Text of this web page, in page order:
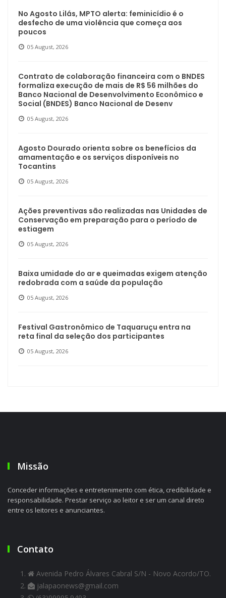
No Agosto Lilás, MPTO alerta: feminicídio é o
desfecho de uma violência que começa aos
poucos
05 August, 2026
Contrato de colaboração financeira com o BNDES
formaliza execução de mais de R$ 56 milhões do
Banco Nacional de Desenvolvimento Econômico e
Social (BNDES) Banco Nacional de Desenv
05 August, 2026
Agosto Dourado orienta sobre os benefícios da
amamentação e os serviços disponíveis no
Tocantins
05 August, 2026
Ações preventivas são realizadas nas Unidades de
Conservação em preparação para o período de
estiagem
05 August, 2026
Baixa umidade do ar e queimadas exigem atenção
redobrada com a saúde da população
05 August, 2026
Festival Gastronômico de Taquaruçu entra na
reta final da seleção dos participantes
05 August, 2026
Missão
Conceder informações e entretenimento com ética, credibilidade e
responsabilidade. Prestar serviço ao leitor e ser um canal direto
entre os leitores e anunciantes.
Contato
Avenida Pedro Álvares Cabral S/N - Novo Acordo/TO.
jalapaonews@gmail.com